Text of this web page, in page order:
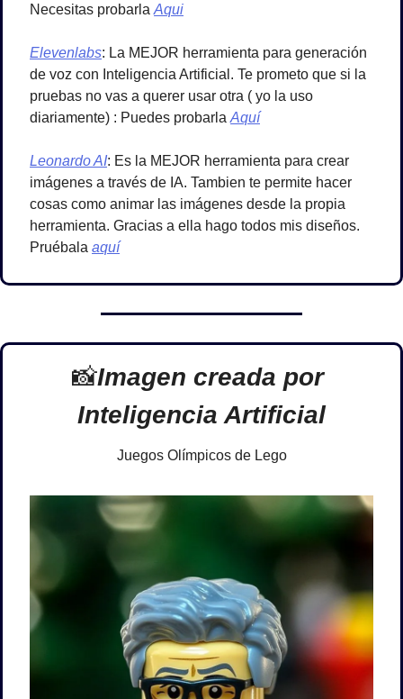
Necesitas probarla Aqui
Elevenlabs: La MEJOR herramienta para generación
de voz con Inteligencia Artificial. Te prometo que si la
pruebas no vas a querer usar otra ( yo la uso
diariamente) : Puedes probarla Aquí
Leonardo AI: Es la MEJOR herramienta para crear
imágenes a través de IA. Tambien te permite hacer
cosas como animar las imágenes desde la propia
herramienta. Gracias a ella hago todos mis diseños.
Pruébala aquí
📸Imagen creada por
Inteligencia Artificial
Juegos Olímpicos de Lego